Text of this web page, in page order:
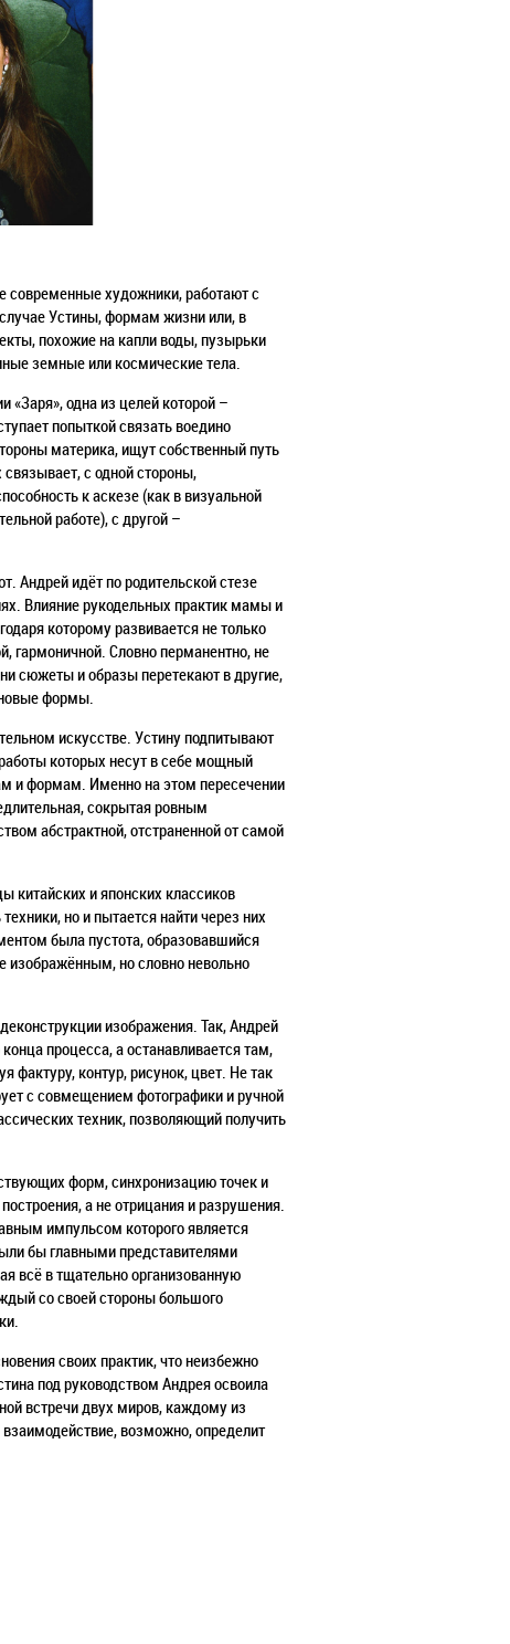
современные художники, работают с
Устины, формам жизни или, в
похожие на капли воды, пузырьки
земные или космические тела.
«Заря», одна из целей которой –
попыткой связать воедино
материка, ищут собственный путь
с одной стороны,
к аскезе (как в визуальной
работе), с другой –
Андрей идёт по родительской стезе
Влияние рукодельных практик мамы и
которому развивается не только
гармоничной. Словно перманентно, не
сюжеты и образы перетекают в другие,
формы.
искусстве. Устину подпитывают
которых несут в себе мощный
и формам. Именно на этом пересечении
сокрытая ровным
абстрактной, отстраненной от самой
китайских и японских классиков
но и пытается найти через них
была пустота, образовавшийся
изображённым, но словно невольно
изображения. Так, Андрей
процесса, а останавливается там,
фактуру, контур, рисунок, цвет. Не так
с совмещением фотографики и ручной
техник, позволяющий получить
форм, синхронизацию точек и
а не отрицания и разрушения.
импульсом которого является
бы главными представителями
всё в тщательно организованную
со своей стороны большого
своих практик, что неизбежно
под руководством Андрея освоила
встречи двух миров, каждому из
взаимодействие, возможно, определит